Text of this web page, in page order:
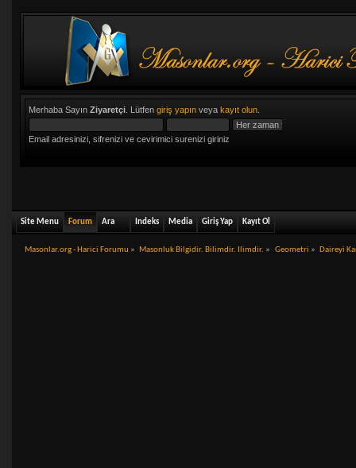
Merhaba Sayın Ziyaretçi. Lütfen giriş yapınveya kayıt olun.
Email adresinizi, sifrenizi ve cevirimici surenizi giriniz
Site Menu Forum Ara Indeks Media Giriş Yap Kayıt Ol
Masonlar.org - Harici Forumu » Masonluk Bilgidir. Bilimdir. Ilimdir. » Geometri » Daireyi